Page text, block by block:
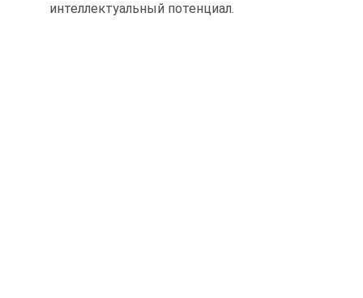
интеллектуальный потенциал.